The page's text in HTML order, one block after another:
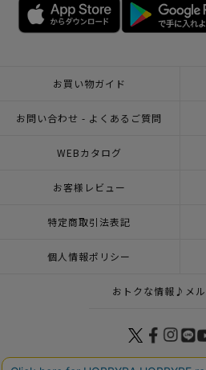
お買い物ガイド
お問い合わせ - よくあるご質問
WEBカタログ
お客様レビュー
特定商取引法表記
個人情報ポリシー
おトクな情報♪メ
© 2026 HOBBYRA HOBBYRE